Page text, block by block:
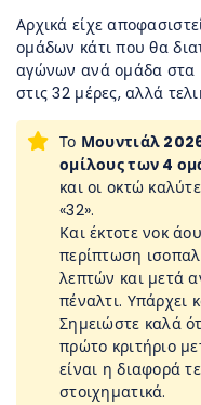
Αρχικά είχε
ομάδων κάτι που θα
αγώνων ανά ομάδα στα
στις 32 μέρες, αλλά
Το Μουντιάλ
ομίλους των 4
και οι οκτώ
«32».
Και έκτοτε νοκ
περίπτωση
λεπτών και μετά
πέναλτι. Υπάρχει
Σημειώστε καλά
πρώτο κριτήριο
είναι η διαφορά
στοιχηματικά.